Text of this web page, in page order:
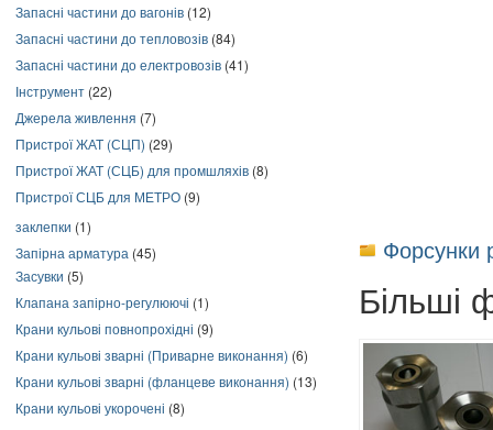
Запасні частини до вагонів (12)
Запасні частини до тепловозів (84)
Запасні частини до електровозів (41)
Інструмент (22)
Джерела живлення (7)
Пристрої ЖАТ (СЦП) (29)
Пристрої ЖАТ (СЦБ) для промшляхів (8)
Пристрої СЦБ для МЕТРО (9)
заклепки (1)
Запірна арматура (45)
Засувки (5)
Клапана запірно-регулюючі (1)
Крани кульові повнопрохідні (9)
Крани кульові зварні (Приварне виконання) (6)
Крани кульові зварні (фланцеве виконання) (13)
Крани кульові укорочені (8)
Форсунки
Більші